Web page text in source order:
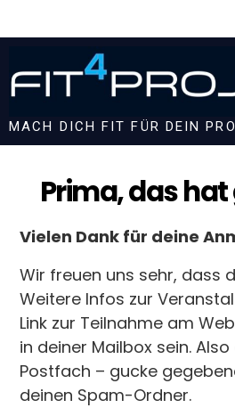
MACH DICH FIT FÜR DEIN
Prima, das
Vielen Dank für deine
Wir freuen uns sehr, dass
Weitere Infos zur
Link zur Teilnahme am
in deiner Mailbox sein.
Postfach – gucke
deinen Spam-Ordner.